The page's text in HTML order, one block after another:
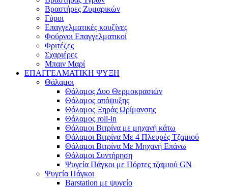
Βραστήρες Ζυμαρικών
Γύροι
Επαγγελματικές κουζίνες
Φούρνοι Επαγγελματικοί
Φριτέζες
Σχαριέρες
Μπαιν Μαρί
ΕΠΑΓΓΕΛΜΑΤΙΚΗ ΨΥΞΗ
Θάλαμοι
Θάλαμος Δυο Θερμοκρασιών
Θάλαμος απόψυξης
Θάλαμος Ξηράς Ωρίμανσης
Θάλαμος roll-in
Θάλαμοι Βιτρίνα με μηχανή κάτω
Θάλαμοι Βιτρίνα Με 4 Πλευρές Τζαμιού
Θάλαμοι Βιτρίνα Με Μηχανή Επάνω
Θάλαμοι Συντήρηση
Ψυγεία Πάγκοι με Πόρτες τζαμιού GN
Ψυγεία Πάγκοι
Barstation με ψυγείο